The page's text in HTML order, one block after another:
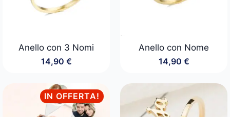
Anello con 3 Nomi
14,90 €
Anello con Nome
14,90 €
IN OFFERTA!